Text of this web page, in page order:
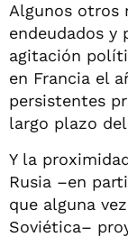
Algunos otros
endeudados y
agitación
en Francia el
persistentes
largo plazo
Y la
Rusia –en
que alguna
Soviética–